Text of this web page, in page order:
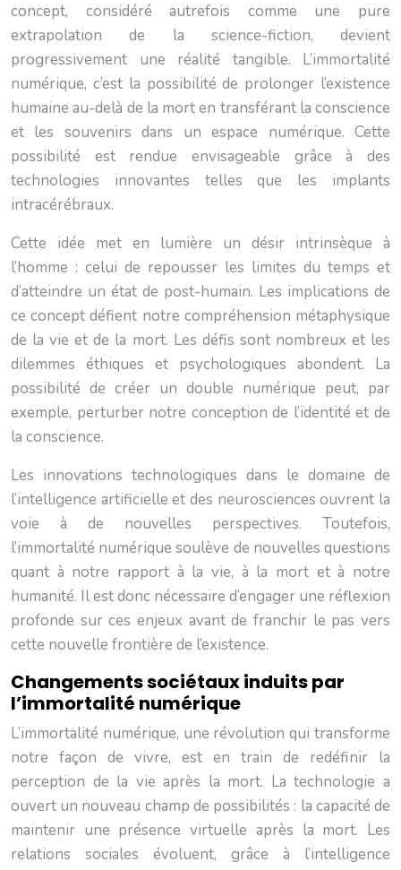
concept, considéré autrefois comme une pure
extrapolation de la science-fiction, devient
progressivement une réalité tangible. L’immortalité
numérique, c’est la possibilité de prolonger l’existence
humaine au-delà de la mort en transférant la conscience
et les souvenirs dans un espace numérique. Cette
possibilité est rendue envisageable grâce à des
technologies innovantes telles que les implants
intracérébraux.
Cette idée met en lumière un désir intrinsèque à
l’homme : celui de repousser les limites du temps et
d’atteindre un état de post-humain. Les implications de
ce concept défient notre compréhension métaphysique
de la vie et de la mort. Les défis sont nombreux et les
dilemmes éthiques et psychologiques abondent. La
possibilité de créer un double numérique peut, par
exemple, perturber notre conception de l’identité et de
la conscience.
Les innovations technologiques dans le domaine de
l’intelligence artificielle et des neurosciences ouvrent la
voie à de nouvelles perspectives. Toutefois,
l’immortalité numérique soulève de nouvelles questions
quant à notre rapport à la vie, à la mort et à notre
humanité. Il est donc nécessaire d’engager une réflexion
profonde sur ces enjeux avant de franchir le pas vers
cette nouvelle frontière de l’existence.
Changements sociétaux induits par
l’immortalité numérique
L’immortalité numérique, une révolution qui transforme
notre façon de vivre, est en train de redéfinir la
perception de la vie après la mort. La technologie a
ouvert un nouveau champ de possibilités : la capacité de
maintenir une présence virtuelle après la mort. Les
relations sociales évoluent, grâce à l’intelligence